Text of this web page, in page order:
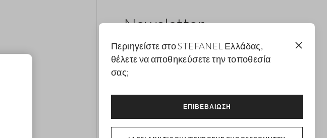
Newsletter
Λάβε ενημερώσεις για νέα drops, συλλογές και
προωθητικές ενέργειες. Για εσένα έκπτωση 10%.
Ακολουθήστε μας στο
Περιηγείστε στο STEFANEL Ελλάδας,
θέλετε να αποθηκεύσετε την τοποθεσία
σας;
ΕΠΙΒΕΒΑΊΩΣΗ